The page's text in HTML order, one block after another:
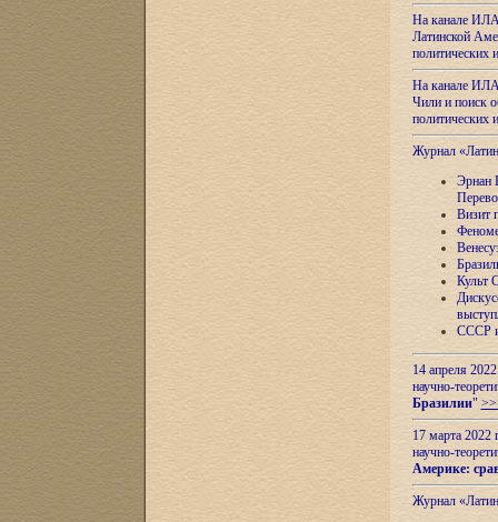
На канале
Латинской
На канале
Чили и поиск
Журнал
Эрнан
Визит
Культ
СССР и
14 апреля
научно-
Бразилии"
17 марта 2022
научно-
Америке:
Журнал